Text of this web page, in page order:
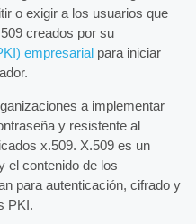
o exigir a los usuarios que
creados por su
empresarial para iniciar
a implementar
y resistente al
x.509. X.509 es un
el contenido de los
para autenticación, cifrado y
PKI.